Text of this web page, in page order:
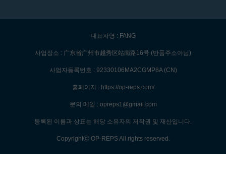
대표자명 : FANG
사업장소 : 广东省广州市越秀区站南路16号 (반품주소아님)
사업자등록번호 : 92330106MA2CGMP8A (CN)
홈페이지 : https://op-reps.com/
문의 메일 : opreps1@gmail.com
등록된 이름과 상표는 해당 소유자의 저작권 및 재산입니다.
Copyrightⓒ OP-REPS All rights reserved.